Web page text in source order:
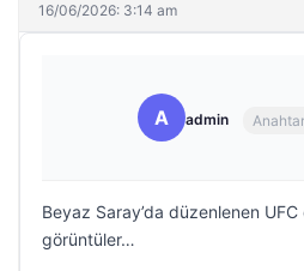
16/06/2026: 3:14 am
A admin
Beyaz Saray’da düzenlenen
görüntüler…